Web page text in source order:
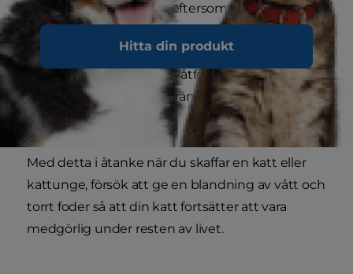
Hitta din produkt
kunna ge den våtfoder eftersom det är det
enklaste sättet att öka kattens vätskeintag.
Omvänt är våtfoder dyrare än torrfoder, så om
din katt är beroende av våtfoder och din
ekonomiska situation förändras kan du behöva
byta till torrfoder.
Med detta i åtanke när du skaffar en katt eller
kattunge, försök att ge en blandning av vått och
torrt foder så att din katt fortsätter att vara
medgörlig under resten av livet.